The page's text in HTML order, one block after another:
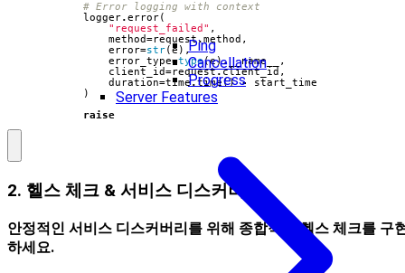
Ping
Cancellation
Progress
Server Features
# Error logging with context
logger.error(
"request_failed" ,
method=request.method ,
error=str(e ),
error_type=type(e).__name__
,
client_id=request.client_id ,
duration=time.time() -
start_time
)
raise
2. 헬스 체크 & 서비스 디스커버리
안정적인 서비스 디스커버리를 위해 종합적인 헬스 체크를 구
하세요.